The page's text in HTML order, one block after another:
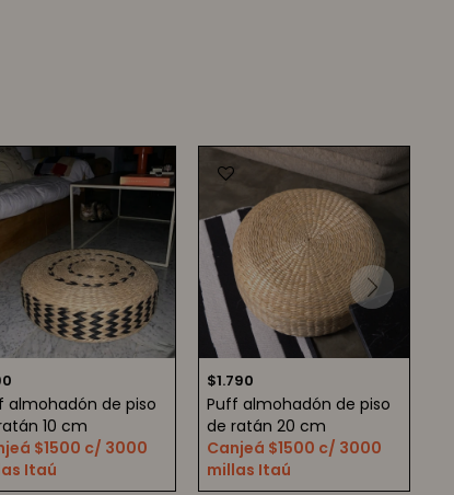
almohadón de piso
10 cm
$1500 c/ 3000
Itaú
$1.790
Puff almohadón de piso
de ratán 20 cm
Canjeá $1500 c/ 3000
millas Itaú